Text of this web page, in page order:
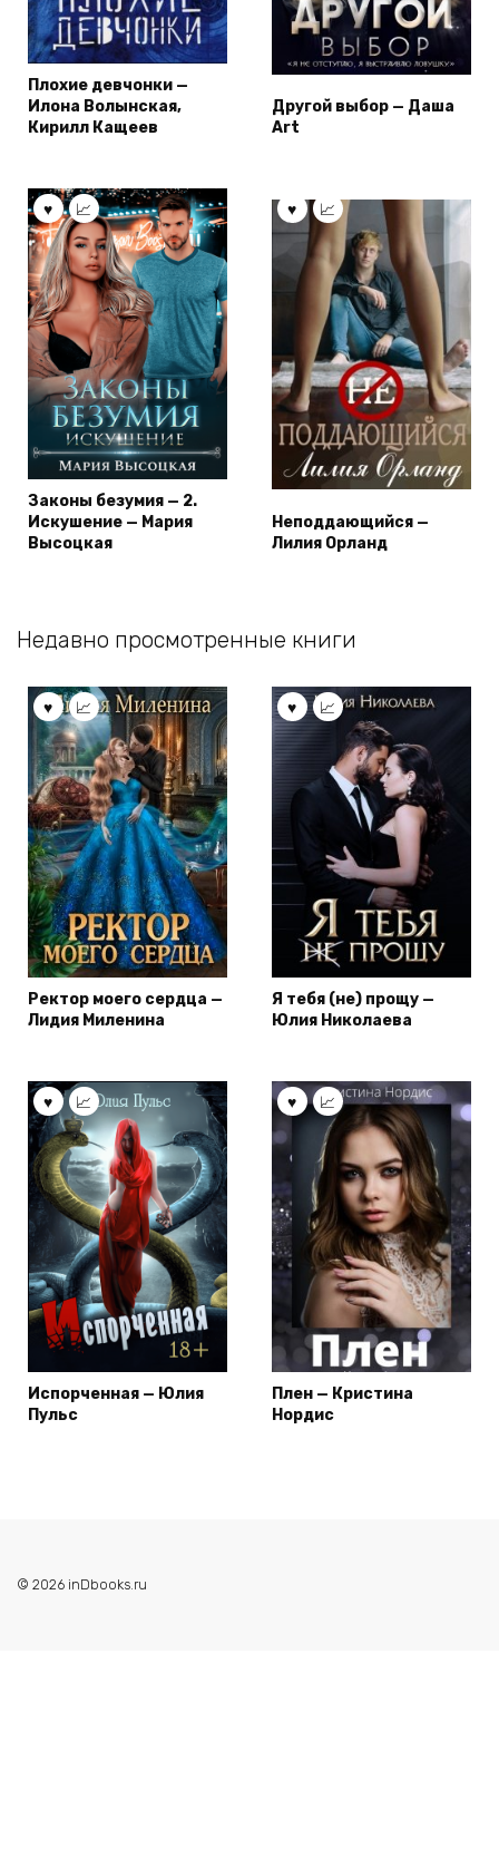
Плохие девчонки —
Илона Волынская,
Кирилл Кащеев
Другой выбор — Даша
Art
Законы безумия — 2.
Искушение — Мария
Высоцкая
Неподдающийся —
Лилия Орланд
Недавно просмотренные книги
Ректор моего сердца —
Лидия Миленина
Я тебя (не) прощу —
Юлия Николаева
Испорченная — Юлия
Пульс
Плен — Кристина
Нордис
© 2026 inDbooks.ru